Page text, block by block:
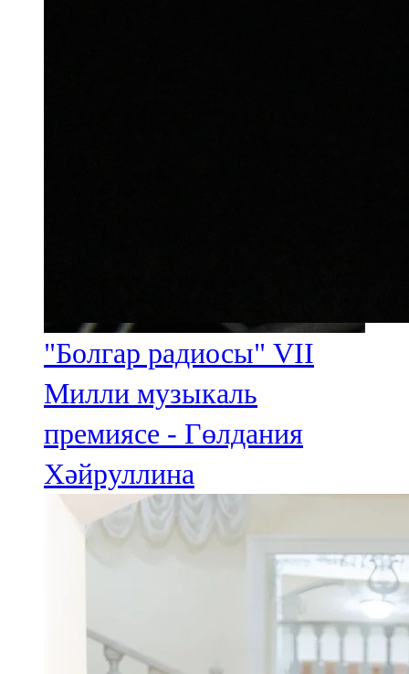
"Болгар радиосы" VII
Милли музыкаль
премиясе - Гөлдания
Хәйруллина